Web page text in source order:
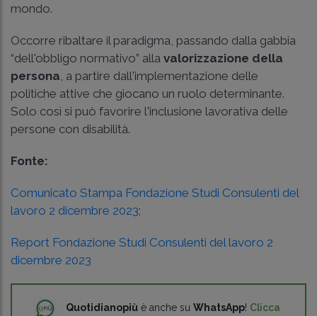
mondo.
Occorre ribaltare il paradigma, passando dalla gabbia
“dell'obbligo normativo” alla valorizzazione della
persona , a partire dall'implementazione delle
politiche attive che giocano un ruolo determinante.
Solo così si può favorire l'inclusione lavorativa delle
persone con disabilità.
Fonte:
Comunicato Stampa Fondazione Studi Consulenti del
lavoro 2 dicembre 2023;
Report Fondazione Studi Consulenti del lavoro 2
dicembre 2023
Quotidianopiù è anche su WhatsApp! Clicca